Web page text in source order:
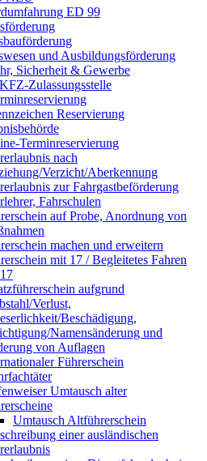
ED 99
und Ausbildungsförderung
Sicherheit & Gewerbe
Zulassungsstelle
Reservierung
Terminreservierung
nach
Verzicht/Aberkennung
zur Fahrgastbeförderung
Fahrschulen
auf Probe, Anordnung von
machen und erweitern
mit 17 / Begleitetes Fahren
aufgrund
Verlust,
Beschädigung,
Namensänderung und
von Auflagen
Führerschein
Umtausch alter
Umtausch Altführerschein
einer ausländischen